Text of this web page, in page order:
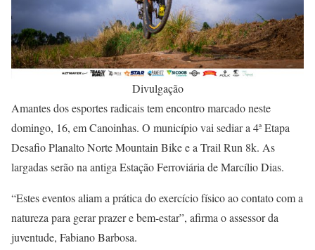
Divulgação
Amantes dos esportes radicais tem encontro marcado neste
domingo, 16, em Canoinhas. O município vai sediar a 4ª Etapa
Desafio Planalto Norte Mountain Bike e a Trail Run 8k. As
largadas serão na antiga Estação Ferroviária de Marcílio Dias.
“Estes eventos aliam a prática do exercício físico ao contato com a
natureza para gerar prazer e bem-estar”, afirma o assessor da
juventude, Fabiano Barbosa.